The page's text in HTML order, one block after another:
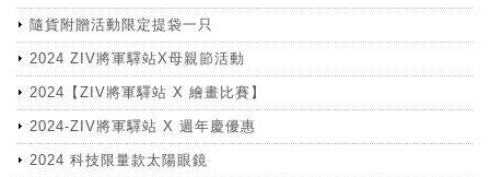
隨貨附贈活動限定提袋一只
2024 ZIV將軍驛站X母親節活動
2024【ZIV將軍驛站 X 繪畫比賽】
2024-ZIV將軍驛站 X 週年慶優惠
2024 科技限量款太陽眼鏡